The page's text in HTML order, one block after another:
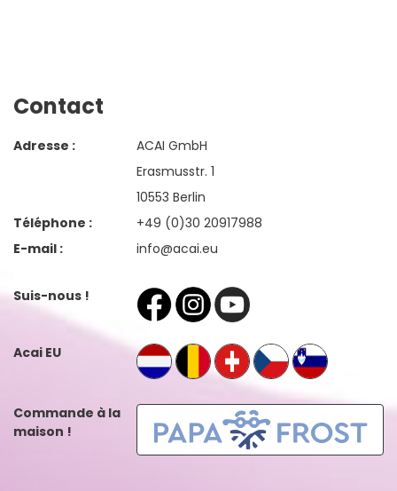
Contact
Adresse :
ACAI GmbH
Erasmusstr. 1
10553 Berlin
Téléphone :
+49 (0)30 20917988
E-mail :
info@acai.eu
Suis-nous !
Acai EU
Commande à la
maison !